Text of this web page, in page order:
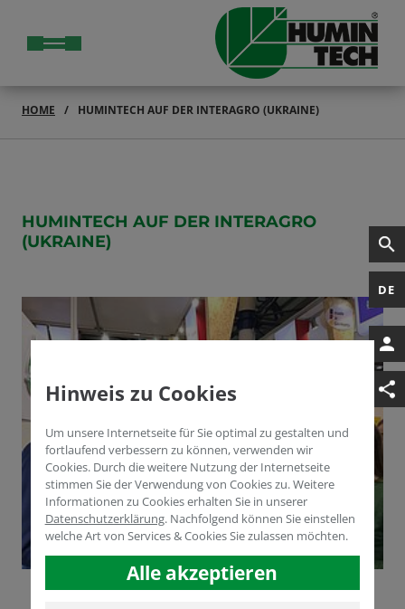
DE
HOME HUMINTECH AUF DER INTERAGRO (UKRAINE)
HUMINTECH AUF DER INTERAGRO
(UKRAINE)
Hinweis zu Cookies
Um unsere Internetseite für Sie optimal zu gestalten und
fortlaufend verbessern zu können, verwenden wir
Cookies. Durch die weitere Nutzung der Internetseite
stimmen Sie der Verwendung von Cookies zu. Weitere
Informationen zu Cookies erhalten Sie in unserer
Datenschutzerklärung. Nachfolgend können Sie einstellen
welche Art von Services & Cookies Sie zulassen möchten.
Alle akzeptieren